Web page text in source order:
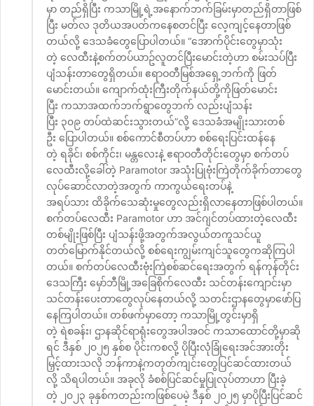
မှာ တည်ရှိပြီး ကသာမြို့ရဲ့အနောက်ဘက်ခြမ်းမှာတည်ရှိတာဖြစ်
ပြီး မတ်လ ဒုတိယအပတ်ကနေစတင်ပြီး လေ့ကျင့်နေတာဖြစ်
တယ်လို့ ဒေသခံတွေပြောပါတယ်။ “အောက်ပိုင်းတွေမှာသုံး
တဲ့ လေထီးနဲ့စက်တပ်ယာဥ်လူတင်ပြီးမောင်းတဲ့ဟာ စမ်းသပ်ပြီး
ပျံသန်းတာတွေရှိတယ်။ ဧရာဝတီမြစ်အရှေ့ဘက်ကို ဖြတ်
မောင်းတယ်။ ကျောက်ထုံးကြီးတိုက်နယ်တို့ကိုဖြတ်မောင်း
ပြီး ကသာအထက်ဘက်ရွာတွေဘက် လည်းပျံသန်း
ပြီး ၃၀၉ တပ်ထဲဆင်းသွားတယ်”လို့ ဒေသခံအမျိုးသားတစ်
ဦး ပြောပါတယ်။ စစ်ကောင်စီတပ်ဟာ စစ်ရေးပြင်းထန်နေ
တဲ့ ရခိုင်၊ စစ်ကိုင်း၊ မန္တလေးနဲ့ ဧရာဝတီတိုင်းတွေမှာ စက်တပ်
လေထီးလို့ခေါ်တဲ့ Paramotor အသုံးပြုဗုံးကြဲတိုက်ခိုက်တာတွေ
လုပ်ဆောင်လာတဲ့အတွက် ကာကွယ်ရေးတပ်နဲ့
အရပ်သား ထိခိုက်သေဆုံးမှုတွေလည်းရှိလာနေတာဖြစ်ပါတယ်။
စက်တပ်လေထီး Paramotor ဟာ အင်ဂျင်တပ်ထားတဲ့လေထီး
တစ်မျိုးဖြစ်ပြီး ပျံသန်းဖို့အတွက်အလွယ်တကူသင်ယူ
တတ်မြောက်နိုင်တယ်လို့ စစ်ရေးကျွမ်းကျင်သူတွေကဆိုကြပါ
တယ်။ စက်တပ်လေထီးဗုံးကြဲစစ်ဆင်ရေးအတွက် ရန်ကုန်တိုင်း
ဒေသကြီး မှော်ဘီမြို့အခြေစိုက်လေထီး သင်တန်းကျောင်းမှာ
သင်တန်းပေးတာတွေလုပ်နေတယ်လို့ သတင်းဌာနတွေမှာဖော်ပြ
နေကြပါတယ်။ တစ်ဖက်မှာတော့ ကသာမြို့တွင်းမှာရှိ
တဲ့ ရဲစခန်း၊ ဌာနဆိုင်ရာရုံးတွေအပါအဝင် ကသာထောင်တို့မှာဆို
ရင် ဒီနှစ် ၂၀၂၅ နှစ်စ ပိုင်းကစလို့ ပိုပြီးလုံခြုံရေးအင်အားတိုး
မြှင့်ထားသလို ဘန်ကာနဲ့ကတုတ်ကျင်းတွေပြင်ဆင်ထားတယ်
လို့ သိရပါတယ်။ အခုလို ခံစစ်ပြင်ဆင်မှုပြုလုပ်တာဟာ ပြီးခဲ့
တဲ့ ၂၀၂၃ ခုနှစ်ကတည်းကဖြစ်ပေမဲ့ ဒီနှစ် ၂၀၂၅ မှာပိုပြီးပြင်ဆင်